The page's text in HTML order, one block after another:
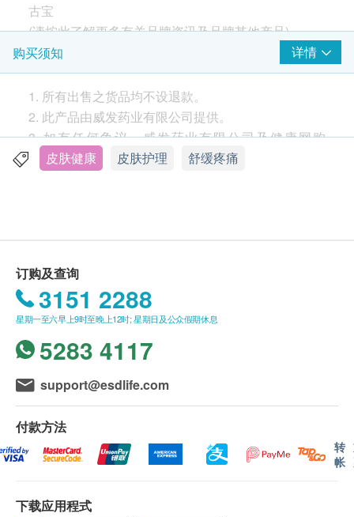
古宝
(请按此了解更多有关品牌资讯及品牌其他产品)
产地
美国
有效期
18个月
包装
30克
产品详情
和，用后兼有清凉感，适合一家大小及各类皮肤使
用。
购买须知 详情
1. 所有出售之货品均不设退款。
2. 此产品由威发药业有限公司提供。
3. 如有任何争议，威发药业有限公司及健康网购
health.ESDlife保留最终决议权。
输附加费)。
2. 我们将於确定订单後3-5个工作天内安排发货。
3. 不排除运送时间会因节日而有所影响。当八号烈风
讯号悬掛或黑色暴雨警告生效时，送货服务时间将会
延迟。
4. 所有订单须视乎相关货品的供应情况再作最後确
认。倘若健康网购health.ESDlife未能提供任何订单上
的货品，健康网购health.ESDlife有权拒绝接受该订
单，并且会於送货前透过电话或电邮通知顾客再作安
排。
1. 货品质量保證，於顾客收到产品当日起计，食用期
皮肤健康 皮肤护理 舒缓疼痛
订购及查询
3151 2288
星期一至六早上9时至晚上12时; 星期日及公众假期休息
5283 4117
support@esdlife.com
付款方法
转
帐
下载应用程式